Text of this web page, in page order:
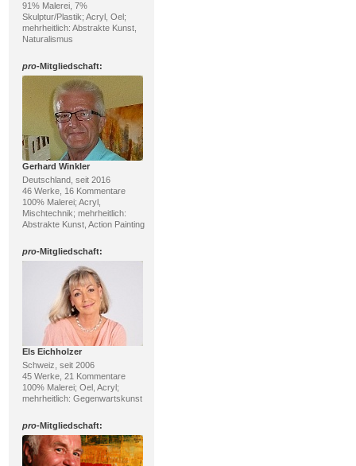
91% Malerei, 7%
Skulptur/Plastik; Acryl, Oel;
mehrheitlich: Abstrakte Kunst,
Naturalismus
pro-Mitgliedschaft:
Gerhard Winkler
Deutschland, seit 2016
46 Werke, 16 Kommentare
100% Malerei; Acryl,
Mischtechnik; mehrheitlich:
Abstrakte Kunst, Action Painting
pro-Mitgliedschaft:
Els Eichholzer
Schweiz, seit 2006
45 Werke, 21 Kommentare
100% Malerei; Oel, Acryl;
mehrheitlich: Gegenwartskunst
pro-Mitgliedschaft: